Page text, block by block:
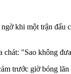
khi một trận đấu
"Sao không
trước giờ bóng